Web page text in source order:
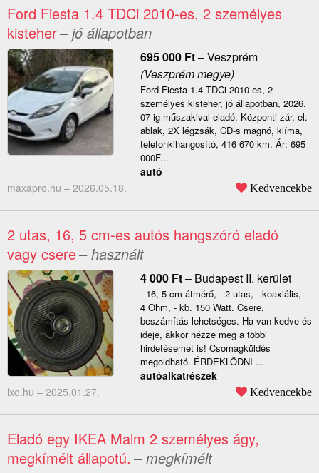
Ford Fiesta 1.4 TDCi 2010-es, 2 személyes
kisteher– jó állapotban
695 000 Ft–Veszprém
(Veszprém megye)
Ford Fiesta 1.4 TDCi 2010-es, 2
személyes kisteher, jó állapotban, 2026.
07-ig műszakival eladó. Központi zár, el.
ablak, 2X légzsák, CD-s magnó, klíma,
telefonkihangosító, 416 670 km. Ár: 695
000F...
autó
maxapro.hu – 2026.05.18. Kedvencekbe
2 utas, 16, 5 cm-es autós hangszóró eladó
vagy csere– használt
4 000 Ft– Budapest II. kerület
- 16, 5 cm átmérő, - 2 utas, - koaxiális, -
4 Ohm, - kb. 150 Watt. Csere,
beszámítás lehetséges. Ha van kedve és
ideje, akkor nézze meg a többi
hirdetésemet is! Csomagküldés
megoldható. ÉRDEKLŐDNI ...
autóalkatrészek
lxo.hu – 2025.01.27. Kedvencekbe
Eladó egy IKEA Malm 2 személyes ágy,
megkímélt állapotú. – megkímélt